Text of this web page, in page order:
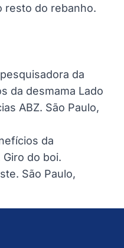
resto do rebanho.
da
da desmama Lado
ABZ. São Paulo,
da
Giro do boi.
São Paulo,